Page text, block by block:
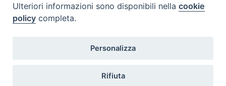
2026 © Diocesi di Castellaneta
Ulteriori informazioni sono disponibili nellacookie
policy completa.
Personalizza
Rifiuta